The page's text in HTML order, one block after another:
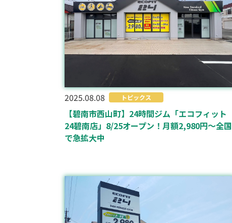
2025.08.08 トピックス
【碧南市西山町】24時間ジム「エコフィット
24碧南店」8/25オープン！月額2,980円〜全国
で急拡大中